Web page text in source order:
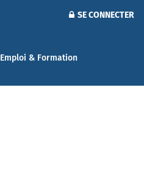
SE CONNECTER
Emploi & Formation